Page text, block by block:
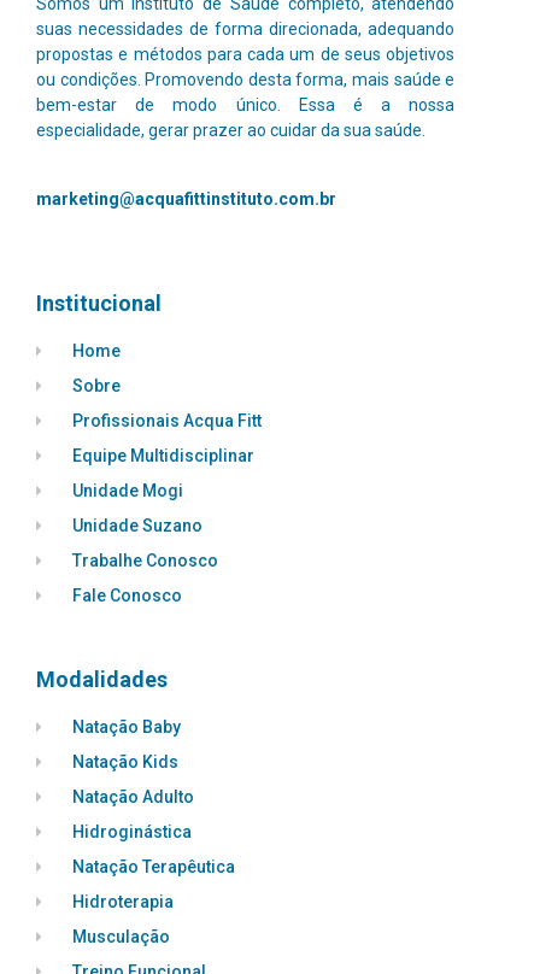
suas necessidades de forma direcionada, adequando
propostas e métodos para cada um de seus objetivos
ou condições. Promovendo desta forma, mais saúde e
bem-estar de modo único.
Essa é a nossa
especialidade, gerar prazer ao cuidar da sua saúde.
marketing@acquafittinstituto.com.br
Institucional
Home
Sobre
Profissionais Acqua Fitt
Equipe Multidisciplinar
Unidade Mogi
Unidade Suzano
Trabalhe Conosco
Fale Conosco
Modalidades
Natação Baby
Natação Kids
Natação Adulto
Hidroginástica
Natação Terapêutica
Hidroterapia
Musculação